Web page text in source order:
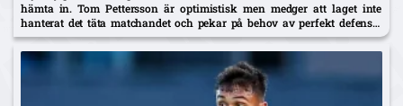
hämta in. Tom Pettersson är optimistisk men medger att laget inte
hanterat det täta matchandet och pekar på behov av perfekt defensiv
och skarpare avslut.